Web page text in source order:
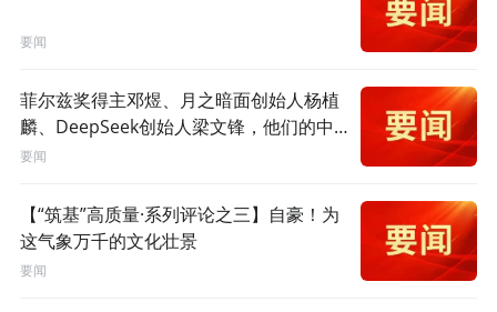
要闻
菲尔兹奖得主邓煜、月之暗面创始人杨植
麟、DeepSeek创始人梁文锋，他们的中
学有个共同点→
要闻
【“筑基”高质量·系列评论之三】自豪！为
这气象万千的文化壮景
要闻